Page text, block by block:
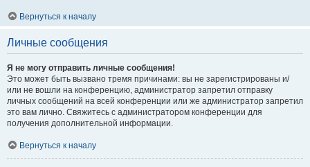
Вернуться к началу
Личные сообщения
Я не могу отправить личные сообщения!
Это может быть вызвано тремя причинами: вы не зарегистрированы и/
или не вошли на конференцию, администратор запретил отправку
личных сообщений на всей конференции или же администратор запретил
это вам лично. Свяжитесь с администратором конференции для
получения дополнительной информации.
Вернуться к началу